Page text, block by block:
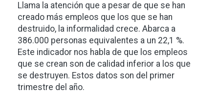
Llama la atención que a pesar de que se han
creado más empleos que los que se han
destruido, la informalidad crece. Abarca a
386.000 personas equivalentes a un 22,1 %.
Este indicador nos habla de que los empleos
que se crean son de calidad inferior a los que
se destruyen. Estos datos son del primer
trimestre del año.